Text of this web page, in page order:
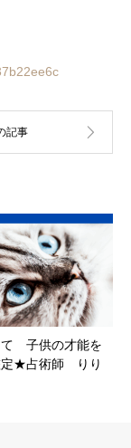
て 子供の才能を
定★占術師 りり